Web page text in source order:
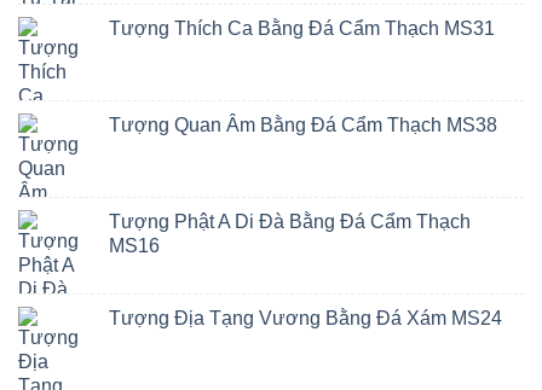
Tượng Thích Ca Bằng Đá Cẩm Thạch MS31
Tượng Quan Âm Bằng Đá Cẩm Thạch MS38
Tượng Phật A Di Đà Bằng Đá Cẩm Thạch
MS16
Tượng Địa Tạng Vương Bằng Đá Xám MS24